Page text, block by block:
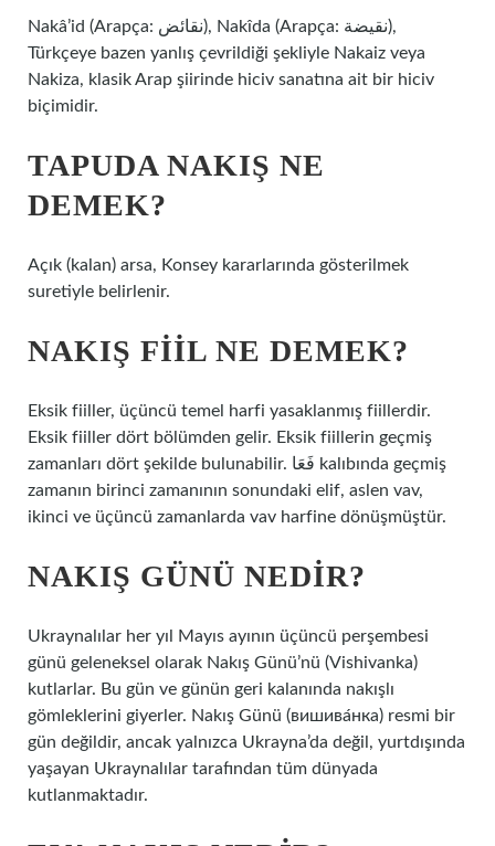
Nakâ’id (Arapça: نقائض), Nakîda (Arapça: نقيضة),
Türkçeye bazen yanlış çevrildiği şekliyle Nakaiz veya
Nakiza, klasik Arap şiirinde hiciv sanatına ait bir hiciv
biçimidir.
TAPUDA NAKIŞ NE
DEMEK?
Açık (kalan) arsa, Konsey kararlarında gösterilmek
suretiyle belirlenir.
NAKIŞ FIIL NE DEMEK?
Eksik fiiller, üçüncü temel harfi yasaklanmış fiillerdir.
Eksik fiiller dört bölümden gelir. Eksik fiillerin geçmiş
zamanları dört şekilde bulunabilir. فَعَا kalıbında geçmiş
zamanın birinci zamanının sonundaki elif, aslen vav,
ikinci ve üçüncü zamanlarda vav harfine dönüşmüştür.
NAKIŞ GÜNÜ NEDIR?
Ukraynalılar her yıl Mayıs ayının üçüncü perşembesi
günü geleneksel olarak Nakış Günü’nü (Vishivanka)
kutlarlar. Bu gün ve günün geri kalanında nakışlı
gömleklerini giyerler. Nakış Günü (вишива́нка) resmi bir
gün değildir, ancak yalnızca Ukrayna’da değil, yurtdışında
yaşayan Ukraynalılar tarafından tüm dünyada
kutlanmaktadır.